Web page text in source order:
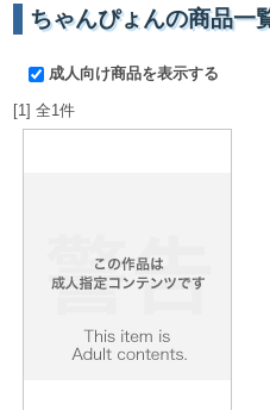
ちゃんぴょんの商品一
成人向け商品を表示する
[1] 全1件